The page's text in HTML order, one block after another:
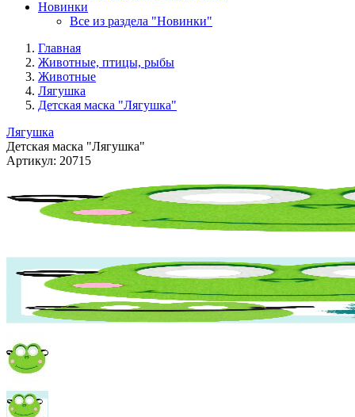
Новинки
Все из раздела "Новинки"
Главная
Животные, птицы, рыбы
Животные
Лягушка
Детская маска "Лягушка"
Лягушка
Детская маска "Лягушка"
Артикул: 20715